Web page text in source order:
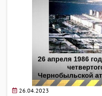
26.04.2023